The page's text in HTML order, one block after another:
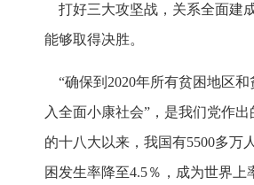
打好三大攻坚战，关系全面建
能够取得决胜。
“确保到2020年所有贫困地区和
入全面小康社会”，是我们党作
的十八大以来，我国有5500多万
困发生率降至4.5％，成为世界上